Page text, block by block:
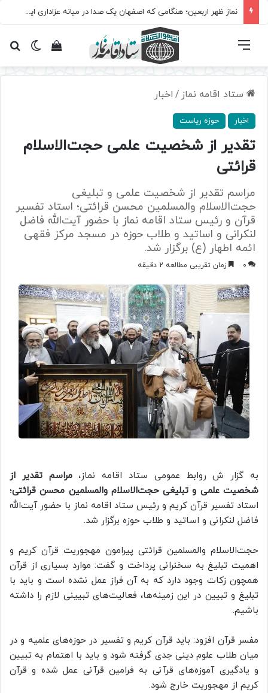
نماز ظهر اربعین؛ هنگامی که اصفهان یک صدا در میانه عزاداری ایستاد
تغییرمشاهده فهرست
ستاد اقامه نماز / اخبار
اخبار حوزه ریاست
تقدیر از شخصیت علمی حجت‌الاسلام
قرائتی
مراسم تقدیر از شخصیت علمی و تبلیغی
حجت‌الاسلام والمسلمین محسن قرائتی؛ استاد تفسیر
قرآن و رئیس ستاد اقامه نماز با حضور آیت‌الله فاضل
لنکرانی و اساتید و طلاب حوزه در مسجد مرکز فقهی
ائمه اطهار (ع) برگزار شد.
0 زمان تقریبی مطالعه 2 دقیقه
به گزار ش روابط عمومی ستاد اقامه نماز،مراسم تقدیر از
شخصیت علمی و تبلیغی حجت‌الاسلام والمسلمین محسن قرائتی؛
استاد تفسیر قرآن کریم و رئیس ستاد اقامه نماز با حضور آیت‌الله
فاضل لنکرانی و اساتید و طلاب حوزه برگزار شد.
حجت‌الاسلام والمسلمین قرائتی پیرامون مهجوریت قرآن کریم و
اهمیت تبلیغ به سخنرانی پرداخت و گفت: موارد بسیاری از قرآن
همچون زکات وجود دارد که به آن فراز عمل نشده است و باید با
تبلیغ و تبیین در این زمینه‌ها، فعالیت‌های تبیینی لازم را داشته
باشیم.
مفسر قرآن افزود: باید قرآن کریم و تفسیر در حوزه‌های علمیه و در
میان طلاب علوم دینی جدی گرفته شود و باید با اهتمام به تبیین
و یادگیری آموزه‌های قرآنی به فرامین قرآنی عمل شده و قرآن
کریم از مهجوریت خارج شود.